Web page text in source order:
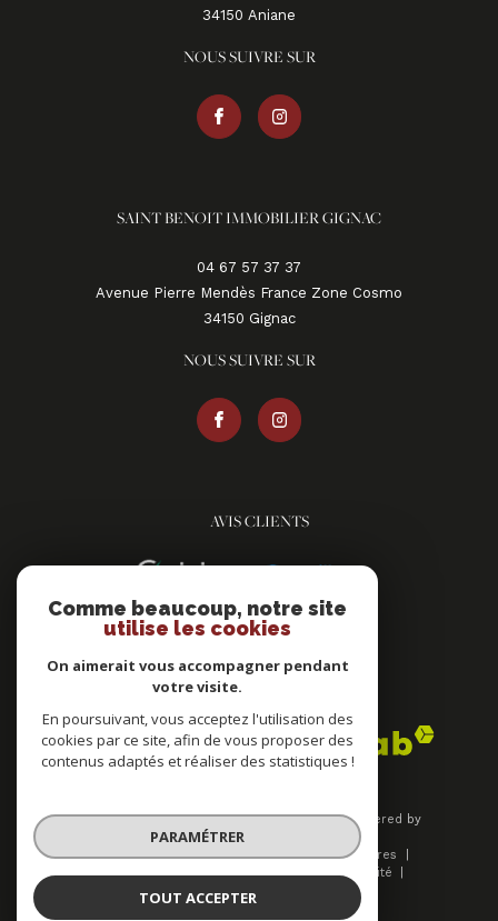
34150
aniane
NOUS SUIVRE SUR
SAINT BENOIT IMMOBILIER GIGNAC
04 67 57 37 37
Avenue Pierre Mendès France Zone Cosmo
34150
gignac
NOUS SUIVRE SUR
AVIS CLIENTS
ADHÉRENTS
© 2026 | Tous droits réservés | Traduction powered by
Google |
Plan du site
Mentions légales
Nos honoraires
Admin
Nos liens
Politique de confidentialité
Politique RGPD
Comme beaucoup, notre site
utilise les cookies
On aimerait vous accompagner pendant
votre visite.
En poursuivant, vous acceptez l'utilisation des
cookies par ce site, afin de vous proposer des
contenus adaptés et réaliser des statistiques !
PARAMÉTRER
TOUT ACCEPTER